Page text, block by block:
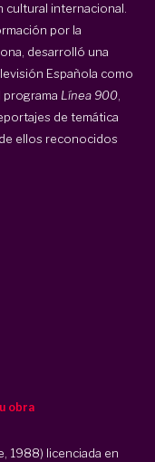
cultural internacional.
por la
desarrolló una
Española como
Línea 900,
de temática
ellos reconocidos
obra
1988) licenciada en